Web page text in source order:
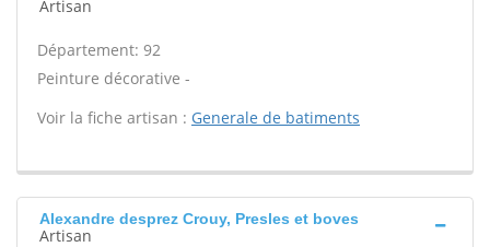
Artisan
Département: 92
Peinture décorative -
Voir la fiche artisan : Generale de batiments
Alexandre desprez Crouy, Presles et boves
Artisan